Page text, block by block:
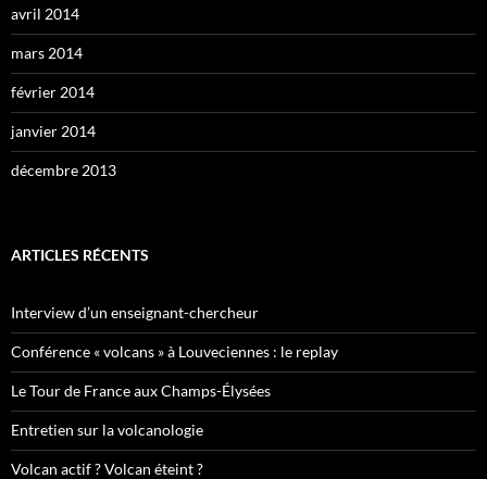
avril 2014
mars 2014
février 2014
janvier 2014
décembre 2013
ARTICLES RÉCENTS
Interview d’un enseignant-chercheur
Conférence « volcans » à Louveciennes : le replay
Le Tour de France aux Champs-Élysées
Entretien sur la volcanologie
Volcan actif ? Volcan éteint ?